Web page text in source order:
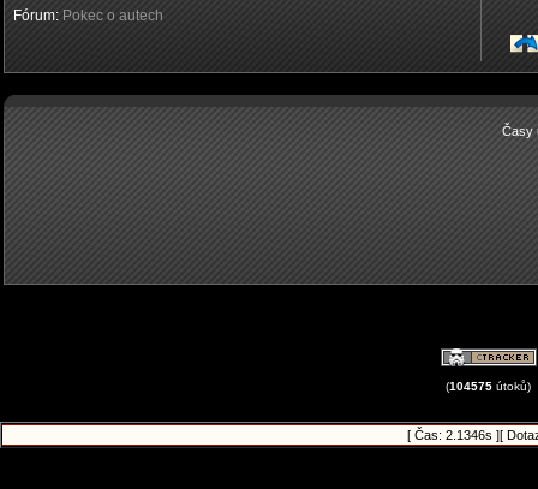
Fórum: Pokec o autech
Časy
(104575 útoků)
[ Čas: 2.1346s ][